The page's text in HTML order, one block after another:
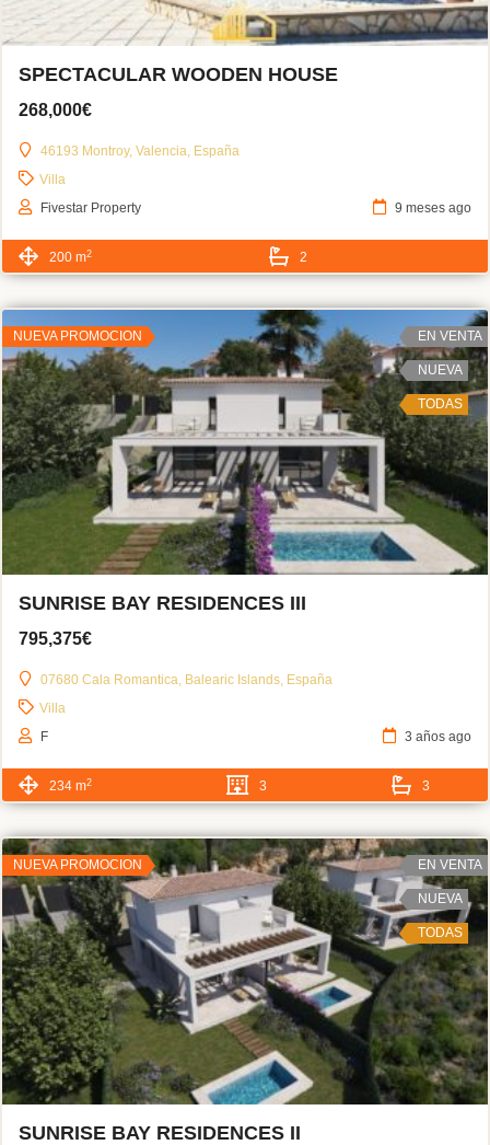
SPECTACULAR WOODEN HOUSE
268,000€
46193 Montroy, Valencia, España
Villa
Fivestar Property
9 meses ago
200 m2 2
NUEVA PROMOCION EN VENTA
NUEVA
TODAS
SUNRISE BAY RESIDENCES III
795,375€
07680 Cala Romantica, Balearic Islands, España
Villa
F
3 años ago
234 m2 3 3
NUEVA PROMOCION EN VENTA
NUEVA
TODAS
SUNRISE BAY RESIDENCES II